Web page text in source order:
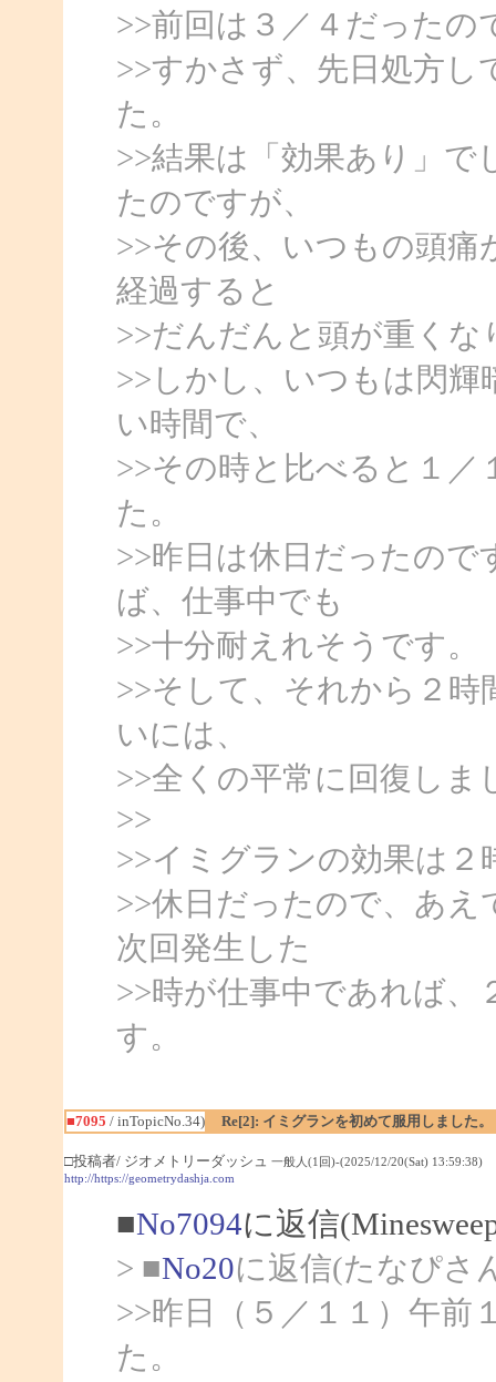
>>前回は３／４だったの
>>すかさず、先日処方
た。
>>結果は「効果あり」で
たのですが、
>>その後、いつもの頭痛
経過すると
>>だんだんと頭が重く
>>しかし、いつもは閃
い時間で、
>>その時と比べると１
た。
>>昨日は休日だったの
ば、仕事中でも
>>十分耐えれそうです。
>>そして、それから２時
いには、
>>全くの平常に回復しま
>>
>>イミグランの効果は
>>休日だったので、あ
次回発生した
>>時が仕事中であれば
す。
■7095 / inTopicNo.34) Re[2]: イミグランを初めて服用しました。
□投稿者/ ジオメトリーダッシュ 一般人(1回)-(2025/12/20(Sat) 13:59:38)
http://https://geometrydashja.com
■No7094に返信
> ■No20に返信(たなぴさ
>>昨日（５／１１）午前
た。